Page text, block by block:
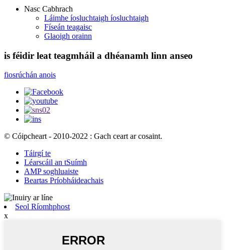
Nasc Cabhrach
Láimhe íosluchtaigh íosluchtaigh
Físeán teagaisc
Glaoigh orainn
is féidir leat teagmháil a dhéanamh linn anseo
fiosrúchán anois
© Cóipcheart - 2010-2022 : Gach ceart ar cosaint.
Táirgí te
Léarscáil an tSuímh
AMP soghluaiste
Beartas Príobháideachais
Seol Ríomhphost
x